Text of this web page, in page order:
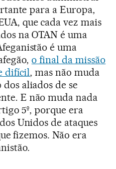
para a Europa,
que cada vez mais
na OTAN é uma
é uma
o final da missão
difícil, mas não muda
aliados de se
E não muda nada
5º, porque era
Unidos de ataques
fizemos. Não era